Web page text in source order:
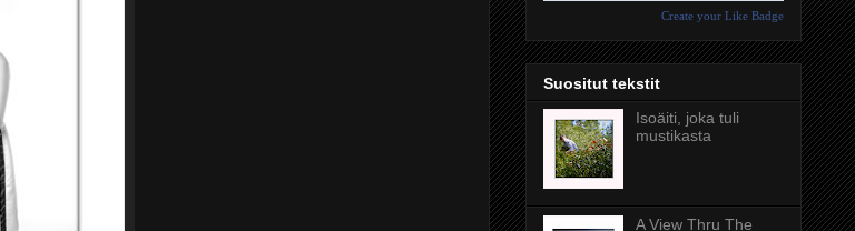
Create your Like Badge
Suositut tekstit
Isoäiti, joka tuli
mustikasta
A View Thru The